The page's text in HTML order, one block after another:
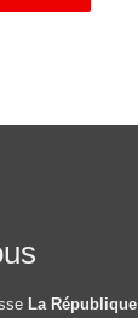
La République